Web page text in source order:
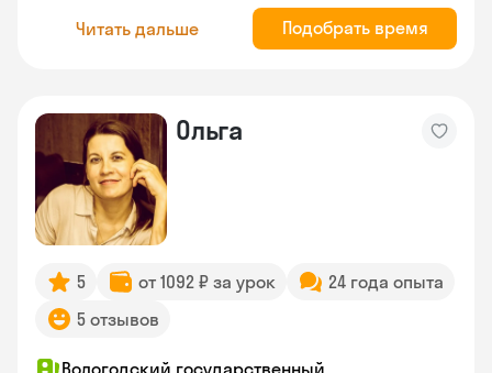
Читать дальше Подобрать время
Ольга
5 от 1092 ₽ за урок
24 года опыта
5 отзывов
Вологодский государственный